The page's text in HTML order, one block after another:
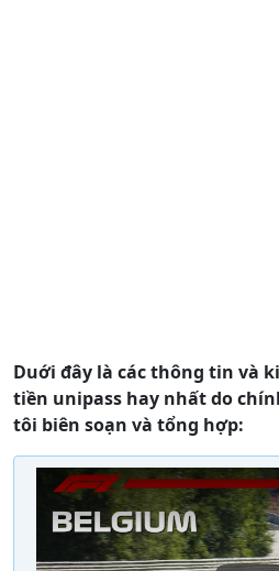
Duới đây là các thông tin và
tiền unipass hay nhất do
tôi biên soạn và tổng hợp: